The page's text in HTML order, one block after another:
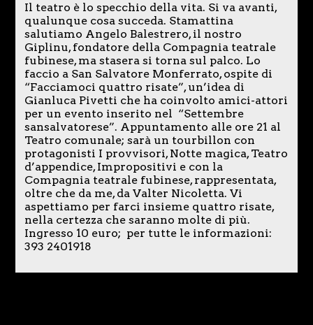
Il teatro è lo specchio della vita. Si va avanti,
qualunque cosa succeda. Stamattina
salutiamo Angelo Balestrero, il nostro
Giplinu, fondatore della Compagnia teatrale
fubinese, ma stasera si torna sul palco. Lo
faccio a San Salvatore Monferrato, ospite di
“Facciamoci quattro risate”, un’idea di
Gianluca Pivetti che ha coinvolto amici-attori
per un evento inserito nel “Settembre
sansalvatorese”. Appuntamento alle ore 21 al
Teatro comunale; sarà un tourbillon con
protagonisti I provvisori, Notte magica, Teatro
d’appendice, Impropositivi e con la
Compagnia teatrale fubinese, rappresentata,
oltre che da me, da Valter Nicoletta. Vi
aspettiamo per farci insieme quattro risate,
nella certezza che saranno molte di più.
Ingresso 10 euro; per tutte le informazioni:
393 2401918